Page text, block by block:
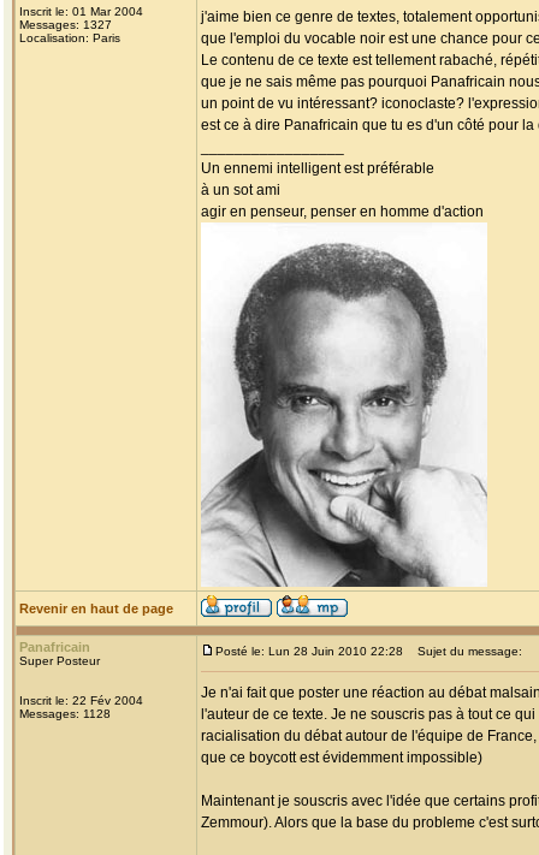
Inscrit le: 01 Mar 2004
Messages: 1327
Localisation: Paris
j'aime bien ce genre de textes, totalement
que l'emploi du vocable noir est une chance pour
Le contenu de ce texte est tellement rabaché,
que je ne sais même pas pourquoi Panafricain
un point de vu intéressant? iconoclaste?
est ce à dire Panafricain que tu es d'un côté pour
Un ennemi intelligent est préférable
à un sot ami
agir en penseur, penser en homme d'action
Revenir en haut de page
Panafricain
Super Posteur
Inscrit le: 22 Fév 2004
Messages: 1128
Posté le: Lun 28 Juin 2010 22:28 Sujet du message:
Je n'ai fait que poster une réaction au débat
l'auteur de ce texte. Je ne souscris pas à tout ce
racialisation du débat autour de l'équipe de
que ce boycott est évidemment impossible)
Maintenant je souscris avec l'idée que certains
Zemmour). Alors que la base du probleme c'est